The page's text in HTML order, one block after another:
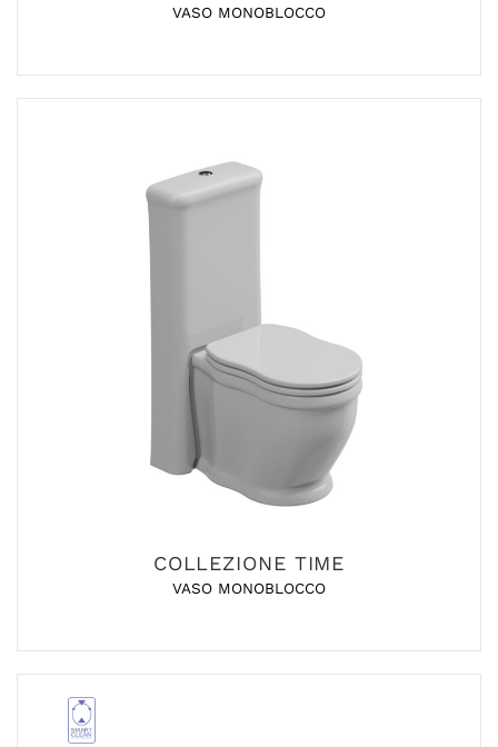
VASO MONOBLOCCO
COLLEZIONE TIME
VASO MONOBLOCCO